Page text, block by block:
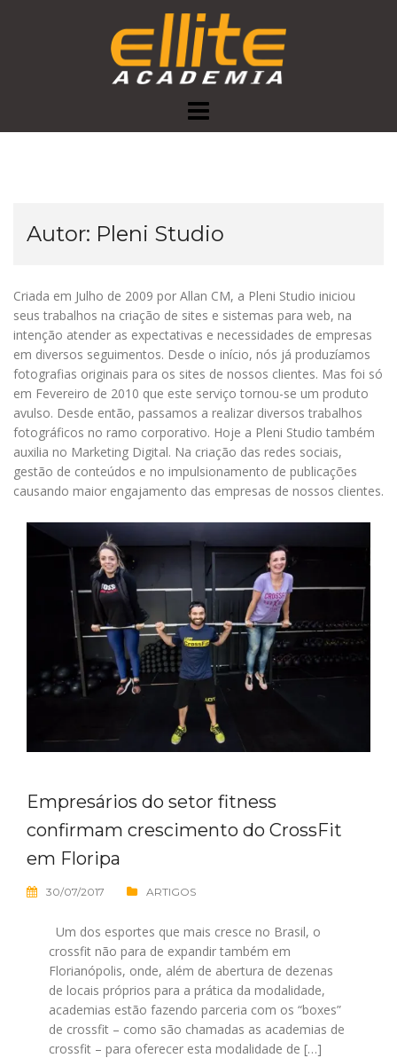
Autor: Pleni Studio
Criada em Julho de 2009 por Allan CM, a Pleni Studio iniciou
seus trabalhos na criação de sites e sistemas para web, na
intenção atender as expectativas e necessidades de empresas
em diversos seguimentos. Desde o início, nós já produzíamos
fotografias originais para os sites de nossos clientes. Mas foi só
em Fevereiro de 2010 que este serviço tornou-se um produto
avulso. Desde então, passamos a realizar diversos trabalhos
fotográficos no ramo corporativo. Hoje a Pleni Studio também
auxilia no Marketing Digital. Na criação das redes sociais,
gestão de conteúdos e no impulsionamento de publicações
causando maior engajamento das empresas de nossos clientes.
Empresários do setor fitness
confirmam crescimento do CrossFit
em Floripa
30/07/2017 ARTIGOS
Um dos esportes que mais cresce no Brasil, o
crossfit não para de expandir também em
Florianópolis, onde, além de abertura de dezenas
de locais próprios para a prática da modalidade,
academias estão fazendo parceria com os “boxes”
de crossfit – como são chamadas as academias de
crossfit – para oferecer esta modalidade de […]